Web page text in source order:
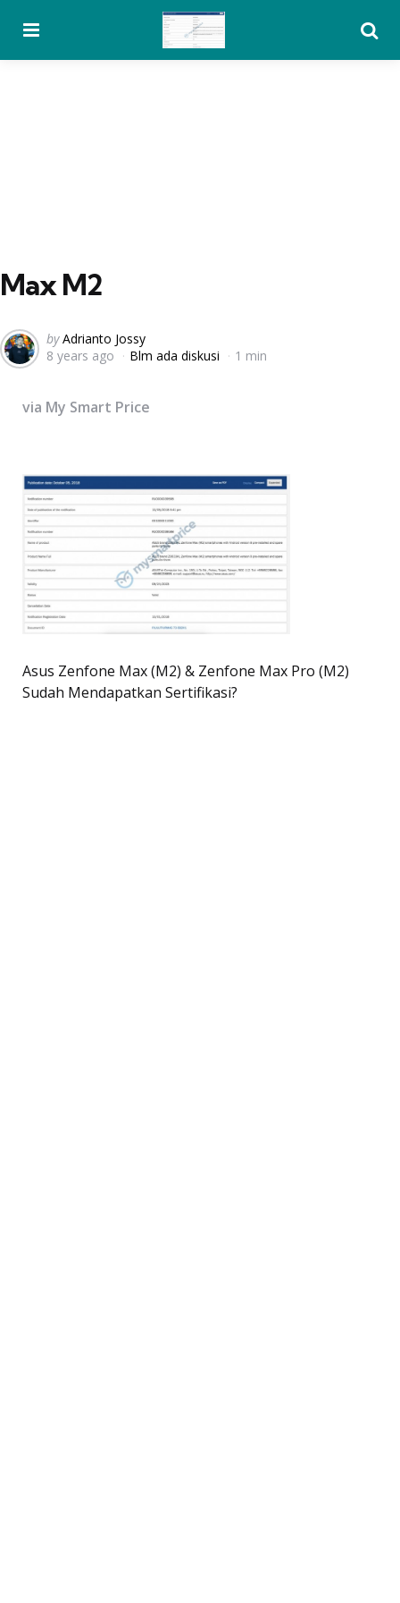
Max M2
Posted
by
by Adrianto Jossy
8 years ago
Blm ada diskusi 1 min
via My Smart Price
Asus Zenfone Max (M2) & Zenfone Max Pro (M2)
Sudah Mendapatkan Sertifikasi?